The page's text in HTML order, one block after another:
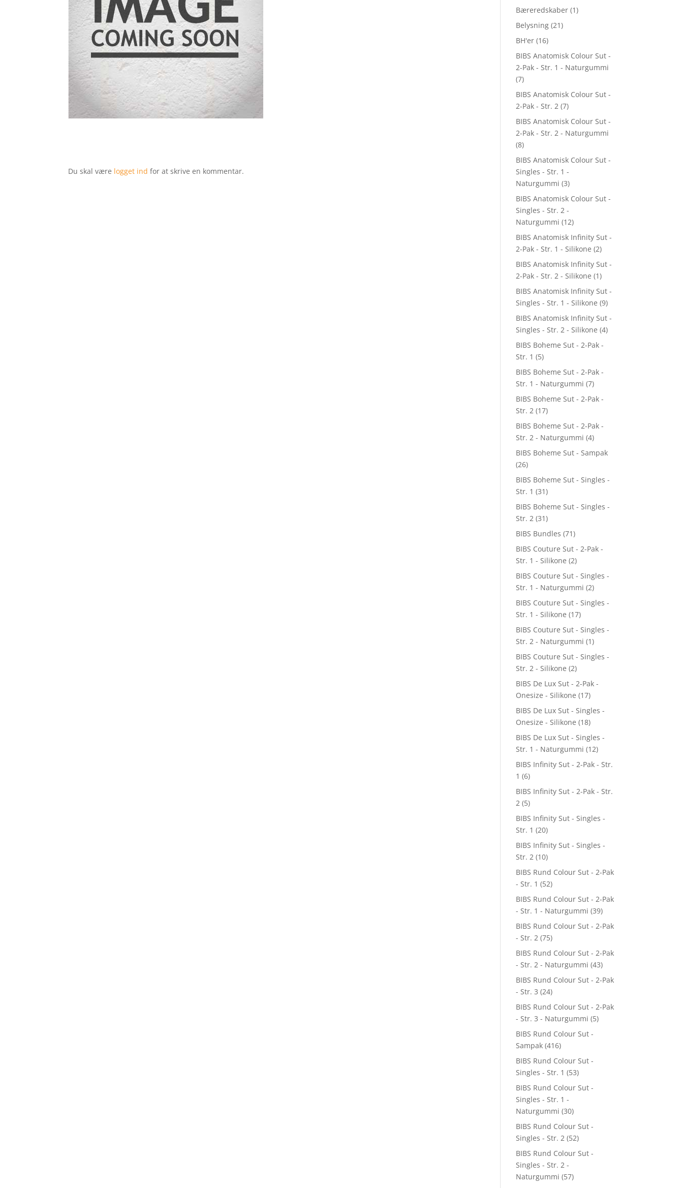
Du skal være logget ind for at skrive en kommentar.
Bæreredskaber (1)
Belysning (21)
BH'er (16)
BIBS Anatomisk Colour Sut -
2-Pak - Str. 1 - Naturgummi
(7)
BIBS Anatomisk Colour Sut -
2-Pak - Str. 2 (7)
BIBS Anatomisk Colour Sut -
2-Pak - Str. 2 - Naturgummi
(8)
BIBS Anatomisk Colour Sut -
Singles - Str. 1 -
Naturgummi (3)
BIBS Anatomisk Colour Sut -
Singles - Str. 2 -
Naturgummi (12)
BIBS Anatomisk Infinity Sut -
2-Pak - Str. 1 - Silikone (2)
BIBS Anatomisk Infinity Sut -
2-Pak - Str. 2 - Silikone (1)
BIBS Anatomisk Infinity Sut -
Singles - Str. 1 - Silikone (9)
BIBS Anatomisk Infinity Sut -
Singles - Str. 2 - Silikone (4)
BIBS Boheme Sut - 2-Pak -
Str. 1 (5)
BIBS Boheme Sut - 2-Pak -
Str. 1 - Naturgummi (7)
BIBS Boheme Sut - 2-Pak -
Str. 2 (17)
BIBS Boheme Sut - 2-Pak -
Str. 2 - Naturgummi (4)
BIBS Boheme Sut - Sampak
(26)
BIBS Boheme Sut - Singles -
Str. 1 (31)
BIBS Boheme Sut - Singles -
Str. 2 (31)
BIBS Bundles (71)
BIBS Couture Sut - 2-Pak -
Str. 1 - Silikone (2)
BIBS Couture Sut - Singles -
Str. 1 - Naturgummi (2)
BIBS Couture Sut - Singles -
Str. 1 - Silikone (17)
BIBS Couture Sut - Singles -
Str. 2 - Naturgummi (1)
BIBS Couture Sut - Singles -
Str. 2 - Silikone (2)
BIBS De Lux Sut - 2-Pak -
Onesize - Silikone (17)
BIBS De Lux Sut - Singles -
Onesize - Silikone (18)
BIBS De Lux Sut - Singles -
Str. 1 - Naturgummi (12)
BIBS Infinity Sut - 2-Pak - Str.
1 (6)
BIBS Infinity Sut - 2-Pak - Str.
2 (5)
BIBS Infinity Sut - Singles -
Str. 1 (20)
BIBS Infinity Sut - Singles -
Str. 2 (10)
BIBS Rund Colour Sut - 2-Pak
- Str. 1 (52)
BIBS Rund Colour Sut - 2-Pak
- Str. 1 - Naturgummi (39)
BIBS Rund Colour Sut - 2-Pak
- Str. 2 (75)
BIBS Rund Colour Sut - 2-Pak
- Str. 2 - Naturgummi (43)
BIBS Rund Colour Sut - 2-Pak
- Str. 3 (24)
BIBS Rund Colour Sut - 2-Pak
- Str. 3 - Naturgummi (5)
BIBS Rund Colour Sut -
Sampak (416)
BIBS Rund Colour Sut -
Singles - Str. 1 (53)
BIBS Rund Colour Sut -
Singles - Str. 1 -
Naturgummi (30)
BIBS Rund Colour Sut -
Singles - Str. 2 (52)
BIBS Rund Colour Sut -
Singles - Str. 2 -
Naturgummi (57)